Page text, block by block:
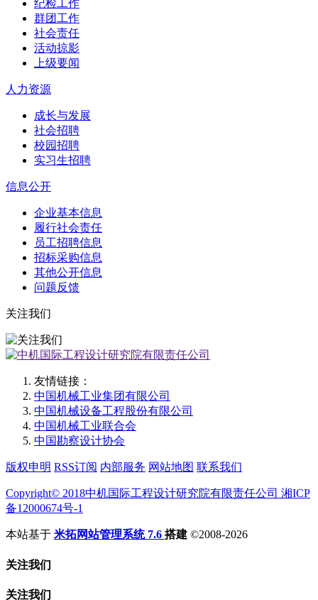
纪检工作
群团工作
社会责任
活动掠影
上级要闻
人力资源
成长与发展
社会招聘
校园招聘
实习生招聘
信息公开
企业基本信息
履行社会责任
员工招聘信息
招标采购信息
其他公开信息
问题反馈
关注我们
友情链接：
中国机械工业集团有限公司
中国机械设备工程股份有限公司
中国机械工业联合会
中国勘察设计协会
版权申明 RSS订阅 内部服务 网站地图 联系我们
Copyright© 2018中机国际工程设计研究院有限责任公司 湘ICP
备12000674号-1
本站基于 米拓网站管理系统 7.6 搭建 ©2008-2026
关注我们
关注我们